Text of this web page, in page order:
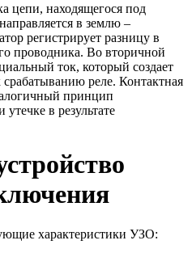
цепи, находящегося под
в землю –
регистрирует разницу в
проводника. Во вторичной
ток, который создает
реле. Контактная
принцип
в результате
характеристики УЗО: